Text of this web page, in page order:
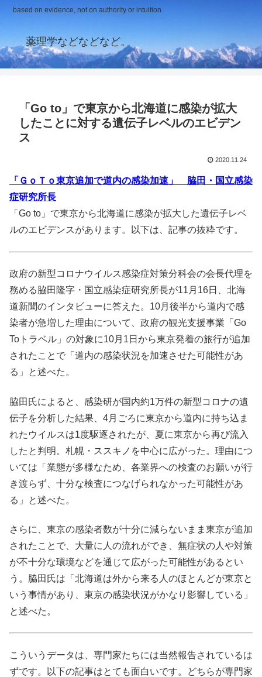
based on evidence, not on authority or intuition
薬理学などなどなど。
「Go to」で東京から北海道に感染が拡大
したことに対する遺伝子レベルのエビデン
ス
2020.11.24
「ＧｏＴｏ東京追加で道内の感染加速」 脇田・国立感染
症研究所長
「Go to」で東京から北海道に感染が拡大した遺伝子レベ
ルのエビデンスがあります。以下は、記事の抜粋です。
政府の新型コロナウイルス感染症対策分科会の会長代理を
務める脇田隆字・国立感染症研究所長が11月16日、北海
道新聞のインタビューに答えた。10月後半から道内で感
染者が急増した理由について、政府の観光支援事業「Go
Toトラベル」の対象に10月1日から東京発着の旅行が追加
されたことで「道内の感染状況を加速させた可能性があ
る」と述べた。
脇田氏によると、感染研が国内約1万件の新型コロナの遺
伝子を分析した結果、4月ごろに東京から道内に持ち込ま
れたウイルスは1度駆逐されたが、夏に東京から再び流入
したと判明。札幌・ススキノを中心に広がった。理由につ
いては「業態が多様なため、各業界への検査のお願いが行
き渡らず、十分な検査につなげられなかった可能性があ
る」と述べた。
さらに、東京の感染者数が十分に減らないまま東京が追加
されたことで、大量に人の流れができ、無症状の人や対策
が不十分な環境などを通じて広がった可能性があるとい
う。脇田氏は「北海道は外から来る人のほとんどが東京と
いう事情があり、東京の感染状況がかなり影響している」
と述べた。
こういうデータは、専門家たちには当然報告されているは
ずです。以下の記事はとても面白いです。どちらが専門家